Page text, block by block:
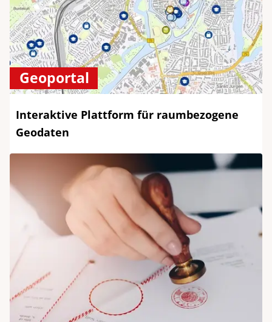
Geoportal
Interaktive Plattform für raumbezogene
Geodaten